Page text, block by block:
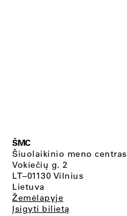
ŠMC
Šiuolaikinio meno centras
Vokiečių g. 2
LT–01130 Vilnius
Lietuva
Žemėlapyje
Įsigyti bilietą